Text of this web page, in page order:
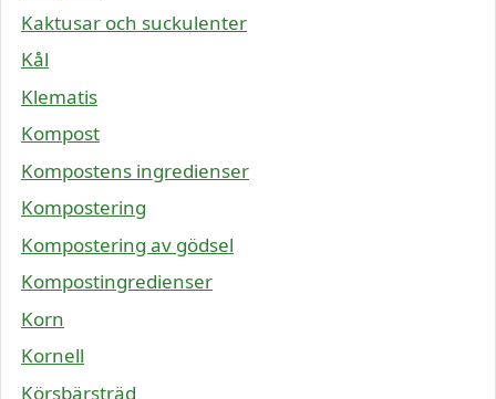
Kaktusar och suckulenter
Kål
Klematis
Kompost
Kompostens ingredienser
Kompostering
Kompostering av gödsel
Kompostingredienser
Korn
Kornell
Körsbärsträd